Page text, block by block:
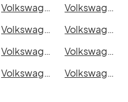
Volkswagen Transporter Chassi Cab i Uddevalla
Volkswagen Transporter Chassi Cab i Västervik
Volkswagen Transporter Chassi Cab i Borlänge
Volkswagen Transporter Chassi Cab i Kiruna
Volkswagen Transporter Chassi Cab i Sigtuna
Volkswagen Transporter Chassi Cab i Skellefteå
Volkswagen Transporter Chassi Cab i Alingsås Volkswagen Transporter Chassi Cab i Båstad